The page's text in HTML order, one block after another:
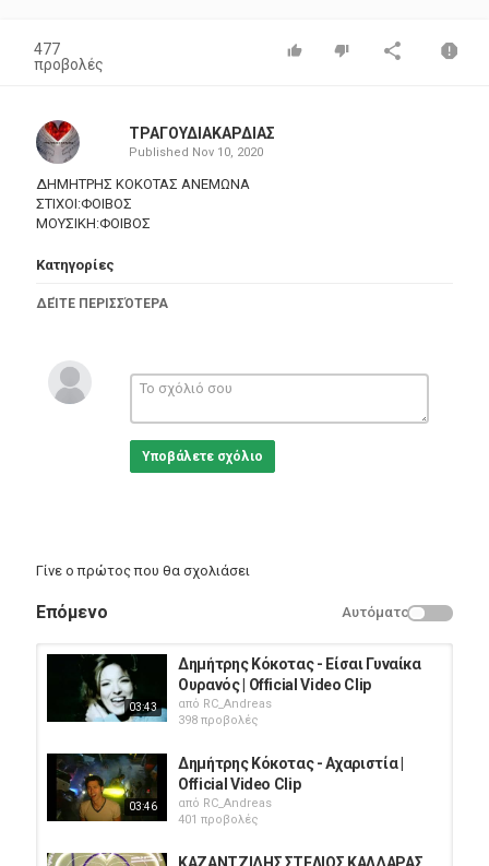
477
προβολές
ΤΡΑΓΟΥΔΙΑΚΑΡΔΙΑΣ
Published Nov 10, 2020
ΔΗΜΗΤΡΗΣ ΚΟΚΟΤΑΣ ΑΝΕΜΩΝΑ
ΣΤΙΧΟΙ:ΦΟΙΒΟΣ
ΜΟΥΣΙΚΗ:ΦΟΙΒΟΣ
Κατηγορίες
Ετικέτες
ΔΕΊΤΕ ΠΕΡΙΣΣΌΤΕΡΑ
Υποβάλετε σχόλιο
Γίνε ο πρώτος που θα σχολιάσει
Επόμενο Αυτόματο
03:43
Δημήτρης Κόκοτας - Είσαι Γυναίκα
Ουρανός | Official Video Clip
από RC_Andreas
398 προβολές
03:46
Δημήτρης Κόκοτας - Αχαριστία |
Official Video Clip
από RC_Andreas
401 προβολές
ΚΑΖΑΝΤΖΙΔΗΣ ΣΤΕΛΙΟΣ ΚΑΛΔΑΡΑΣ